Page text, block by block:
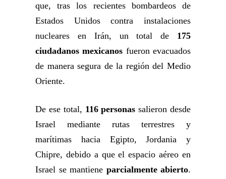
que, tras los recientes bombardeos de
Estados Unidos contra instalaciones
nucleares en Irán, un total de 175
ciudadanos mexicanos fueron evacuados
de manera segura de la región del Medio
Oriente.
De ese total, 116 personas salieron desde
Israel mediante rutas terrestres y
marítimas hacia Egipto, Jordania y
Chipre, debido a que el espacio aéreo en
Israel se mantiene parcialmente abierto.